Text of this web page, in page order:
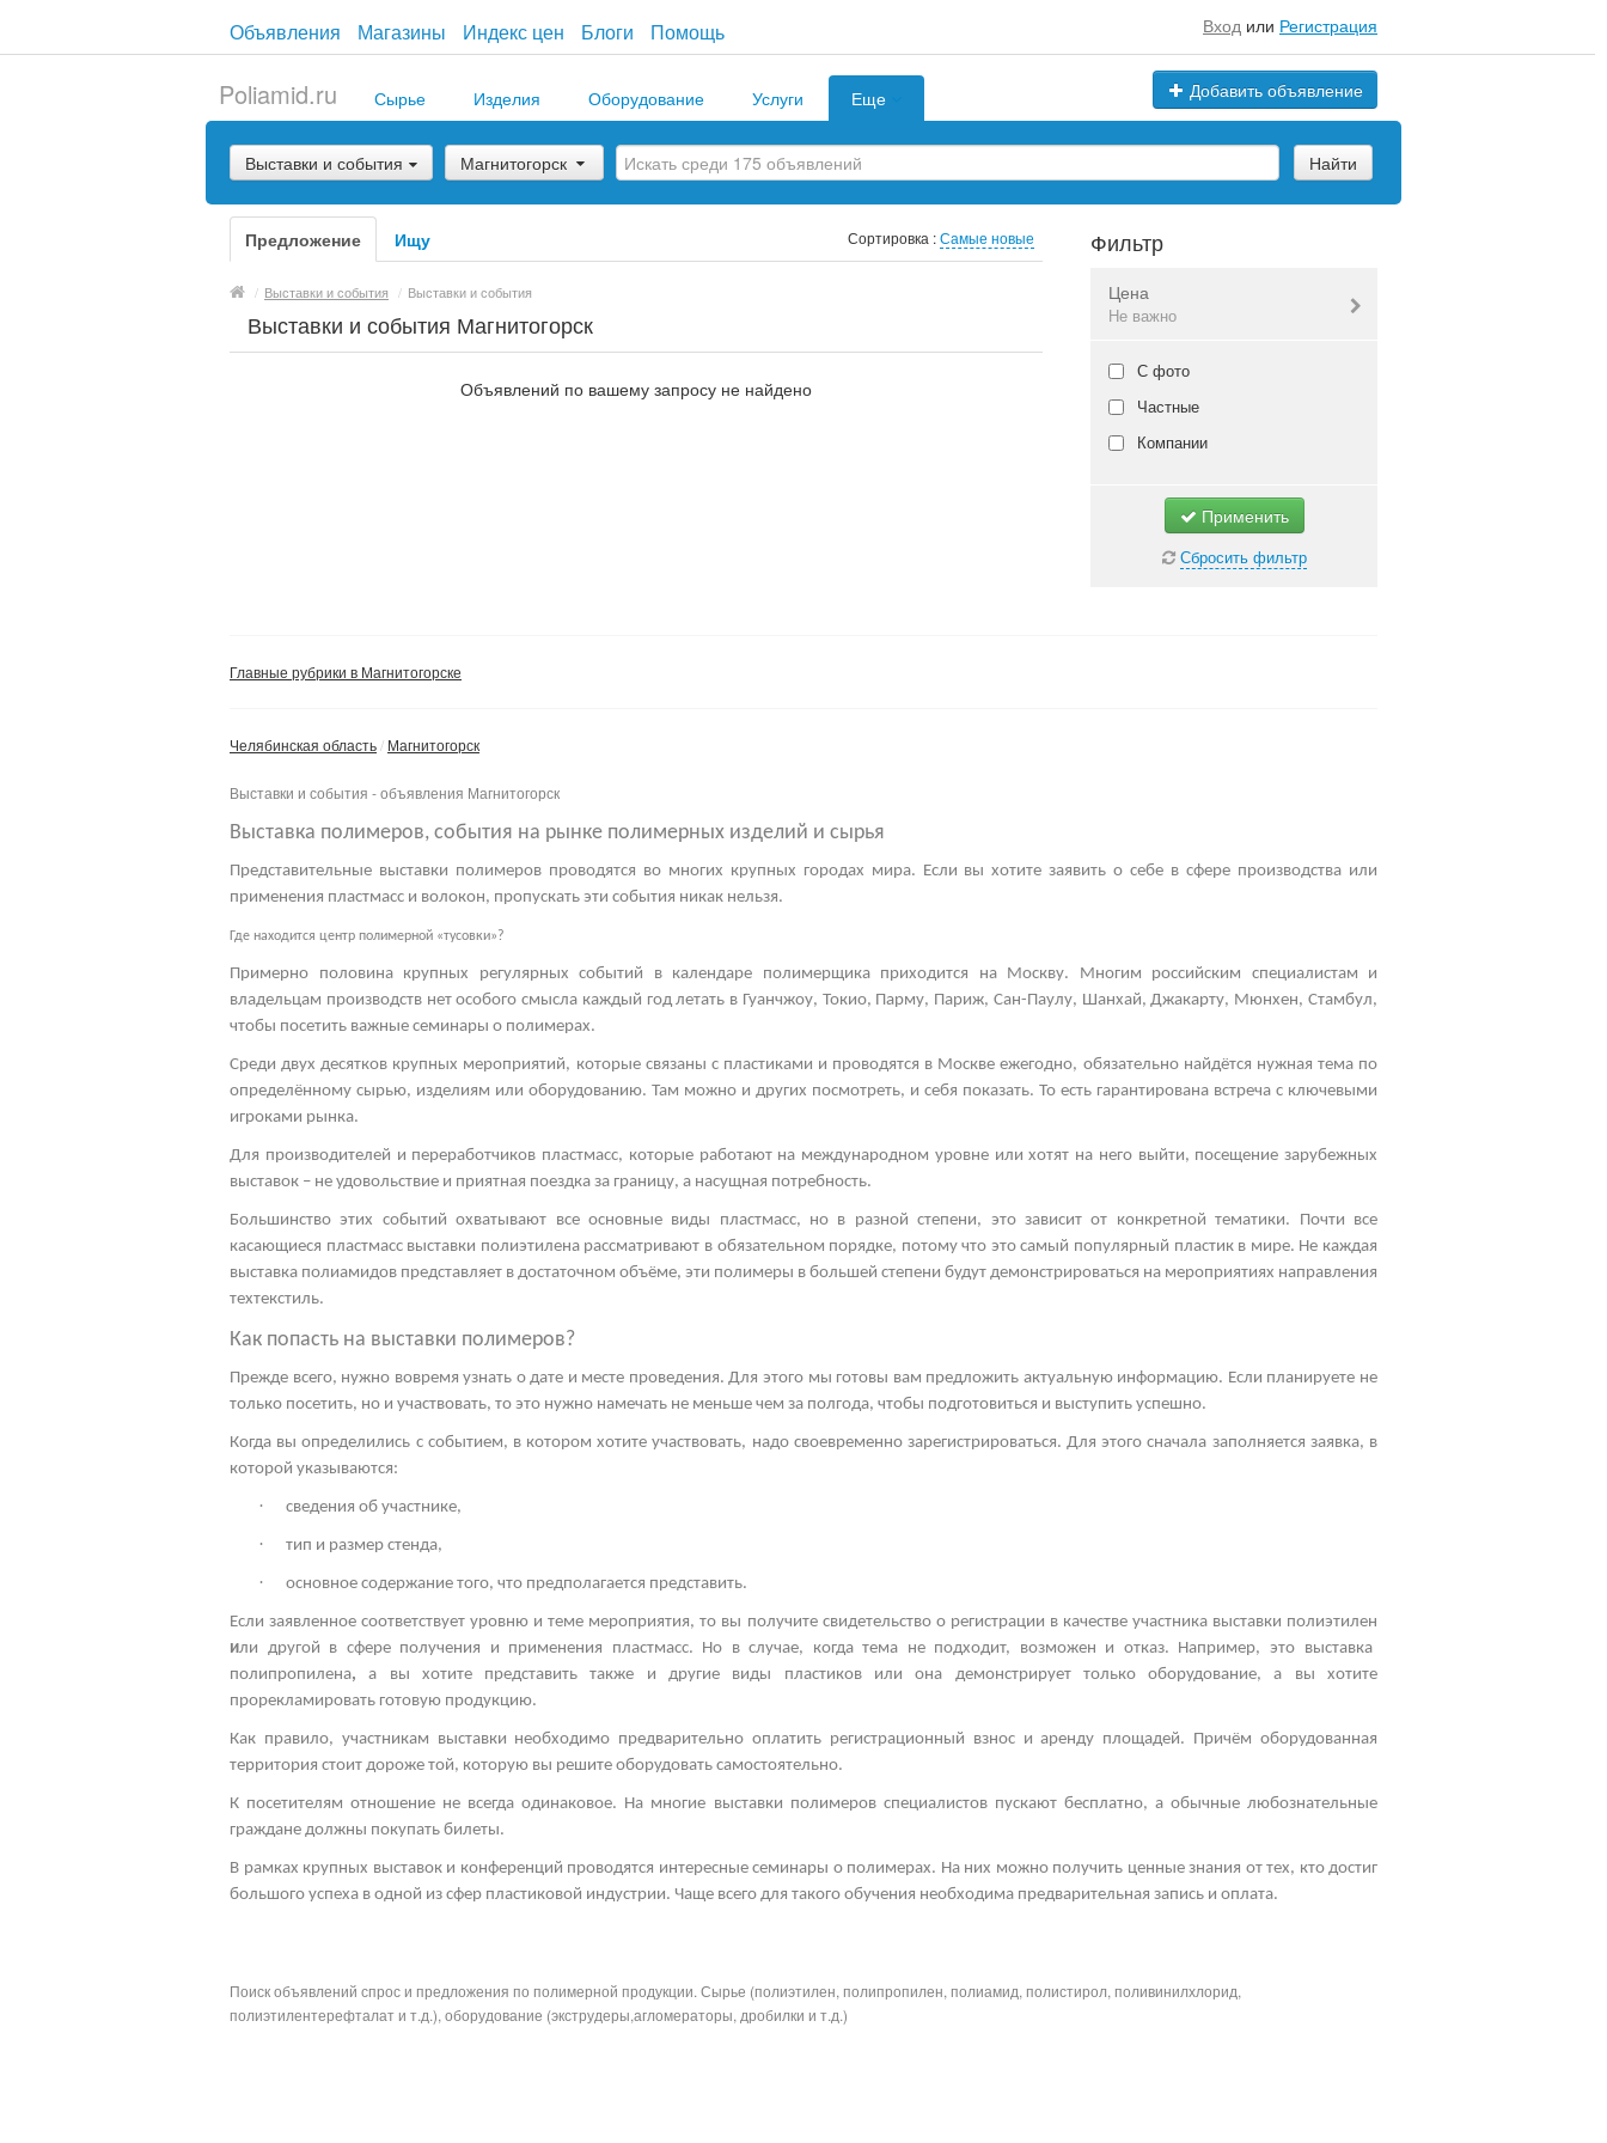
Объявления Магазины Индекс цен Блоги Помощь Вход или Регистрация
Добавить объявление
Poliamid.ru Сырье Изделия Оборудование Услуги Еще
Выставки и события Магнитогорск Найти
Предложение Ищу Сортировка :Самые новые
/ Выставки и события / Выставки и события
Выставки и события Магнитогорск
Объявлений по вашему запросу не найдено
Фильтр
Цена
Не важно
Валюта:руб.
С фото
Частные
Компании
Применить
Сбросить фильтр
Главные рубрики в Магнитогорске
Челябинская область Магнитогорск
Выставки и события - объявления Магнитогорск
Выставка полимеров, события на рынке полимерных изделий и сырья
Представительные выставки полимеровпроводятся во многих крупных городах мира. Если вы хотите заявить о себе в сфере производства или
применения пластмасс и волокон, пропускать эти события никак нельзя.
Где находится центр полимерной «тусовки»?
Примерно половина крупных регулярных событий в календаре полимерщика приходится на Москву. Многим российским специалистам и
владельцам производств нет особого смысла каждый год летать в Гуанчжоу, Токио, Парму, Париж, Сан-Паулу, Шанхай, Джакарту, Мюнхен, Стамбул,
чтобы посетить важные семинары о полимерах.
Среди двух десятков крупных мероприятий, которые связаны с пластиками и проводятся в Москве ежегодно, обязательно найдётся нужная тема по
определённому сырью, изделиям или оборудованию. Там можно и других посмотреть, и себя показать. То есть гарантирована встреча с ключевыми
игроками рынка.
Для производителей и переработчиков пластмасс, которые работают на международном уровне или хотят на него выйти, посещение зарубежных
выставок – не удовольствие и приятная поездка за границу, а насущная потребность.
Большинство этих событий охватывают все основные виды пластмасс, но в разной степени, это зависит от конкретной тематики. Почти все
касающиеся пластмасс выставки полиэтилена рассматривают в обязательном порядке, потому что это самый популярный пластик в мире. Не каждая
выставка полиамидов представляет в достаточном объёме, эти полимеры в большей степени будут демонстрироваться на мероприятиях направления
техтекстиль.
Как попасть на выставки полимеров?
Прежде всего, нужно вовремя узнать о дате и месте проведения. Для этого мы готовы вам предложить актуальную информацию. Если планируете не
только посетить, но и участвовать, то это нужно намечать не меньше чем за полгода, чтобы подготовиться и выступить успешно.
Когда вы определились с событием, в котором хотите участвовать, надо своевременно зарегистрироваться. Для этого сначала заполняется заявка, в
которой указываются:
· сведения об участнике,
· тип и размер стенда,
· основное содержание того, что предполагается представить.
Если заявленное соответствует уровню и теме мероприятия, то вы получите свидетельство о регистрации в качестве участника выставки полиэтилен
или другой в сфере получения и применения пластмасс. Но в случае, когда тема не подходит, возможен и отказ. Например, это выставка
полипропилена,а вы хотите представить также и другие виды пластиков
или она демонстрирует только оборудование, а вы хотите
прорекламировать готовую продукцию.
Как правило, участникам выставки необходимо предварительно оплатить регистрационный взнос и аренду площадей. Причём оборудованная
территория стоит дороже той, которую вы решите оборудовать самостоятельно.
К посетителям отношение не всегда одинаковое. На многие выставки полимеровспециалистов пускают бесплатно, а обычные любознательные
граждане должны покупать билеты.
В рамках крупных выставок и конференций проводятся интересные семинары о полимерах. На них можно получить ценные знания от тех, кто достиг
большого успеха в одной из сфер пластиковой индустрии. Чаще всего для такого обучения необходима предварительная запись и оплата.
Поиск объявлений спрос и предложения по полимерной продукции. Сырье (полиэтилен, полипропилен, полиамид, полистирол, поливинилхлорид,
полиэтилентерефталат и т.д.), оборудование (экструдеры,агломераторы, дробилки и т.д.)